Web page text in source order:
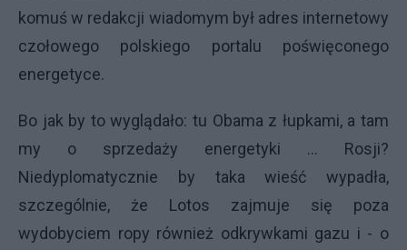
komuś w redakcji wiadomym był adres internetowy
czołowego polskiego portalu poświęconego
energetyce.
Bo jak by to wyglądało: tu Obama z łupkami, a tam
my o sprzedaży energetyki ... Rosji?
Niedyplomatycznie by taka wieść wypadła,
szczególnie, że Lotos zajmuje się poza
wydobyciem ropy również odkrywkami gazu i - o